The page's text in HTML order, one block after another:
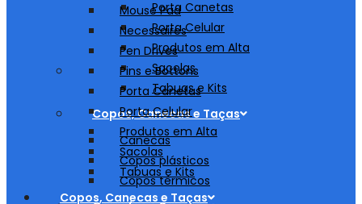
Porta Canetas
Porta Celular
Produtos em Alta
Sacolas
Tabuas e Kits
Copos, Canecas e Taças
Canecas
Copos plásticos
Copos térmicos
Mouse Pad
Necessaires
Pen Drives
Pins e Bottons
Porta Canetas
Porta Celular
Produtos em Alta
Sacolas
Tabuas e Kits
Copos, Canecas e Taças